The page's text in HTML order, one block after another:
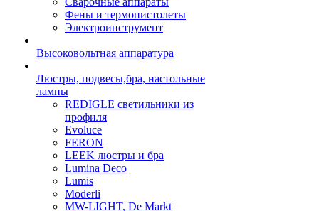
Фены и термопистолеты
Электроинструмент
Высоковольтная аппаратура
Люстры, подвесы,бра, настольные
лампы
REDIGLE светильники из
профиля
Evoluce
FERON
LEEK люстры и бра
Lumina Deco
Lumis
Moderli
MW-LIGHT, De Markt